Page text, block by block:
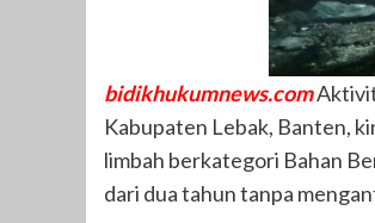
bidikhukumnews.com
Kabupaten Lebak, Banten,
limbah berkategori Bahan
dari dua tahun tanpa